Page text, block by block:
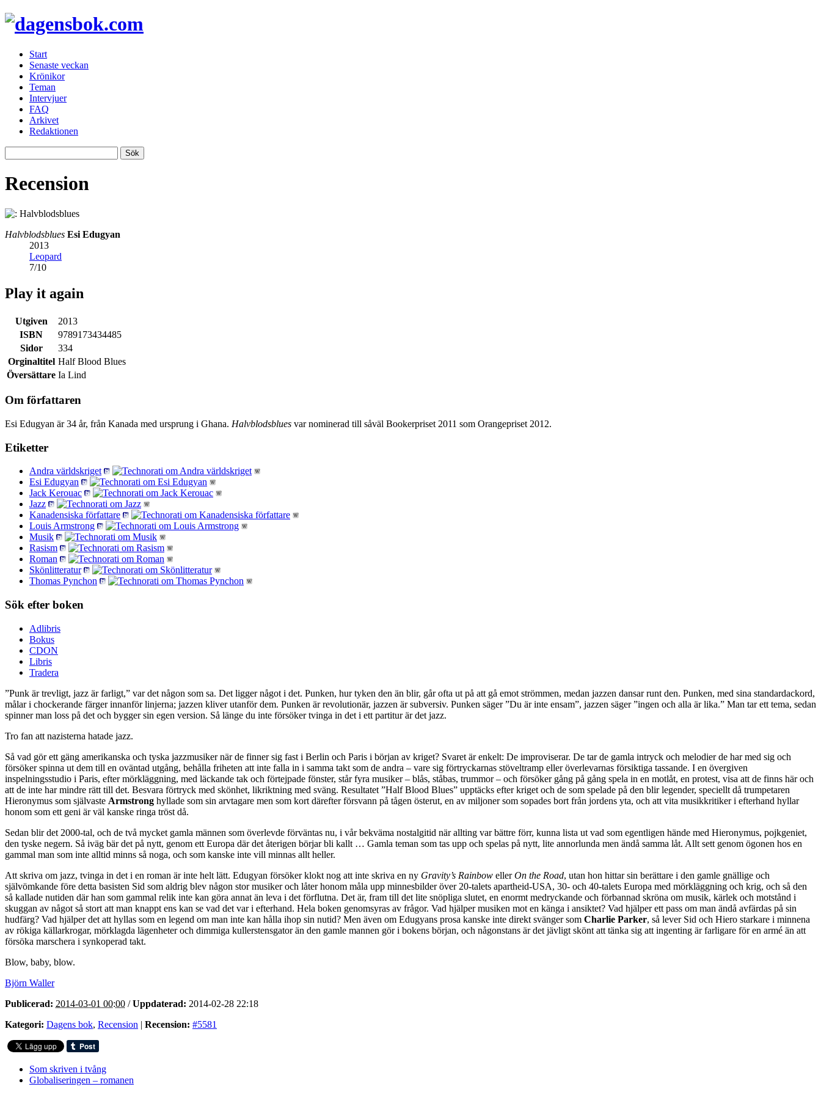
Start
Senaste veckan
Krönikor
Teman
Intervjuer
FAQ
Arkivet
Redaktionen
Recension
Halvblodsblues Esi Edugyan
2013
Leopard
7/10
Play it again
Utgiven
2013
ISBN
9789173434485
Sidor
334
Orginaltitel Half Blood Blues
Översättare Ia Lind
Om författaren
Esi Edugyan är 34 år, från Kanada med ursprung i Ghana. Halvblodsblues var nominerad till såväl Bookerpriset 2011 som Orangepriset 2012.
Etiketter
Andra världskriget
Esi Edugyan
Jack Kerouac
Jazz
Kanadensiska författare
Louis Armstrong
Musik
Rasism
Roman
Skönlitteratur
Thomas Pynchon
Sök efter boken
Adlibris
Bokus
CDON
Libris
Tradera
”Punk är trevligt, jazz är farligt,” var det någon som sa. Det ligger något i det. Punken, hur tyken den än blir, går ofta ut på att gå emot strömmen, medan jazzen dansar runt den. Punken, med sina standardackord,
målar i chockerande färger innanför linjerna; jazzen kliver utanför dem. Punken är revolutionär, jazzen är subversiv. Punken säger ”Du är inte ensam”, jazzen säger ”ingen och alla är lika.” Man tar ett tema, sedan
spinner man loss på det och bygger sin egen version. Så länge du inte försöker tvinga in det i ett partitur är det jazz.
Tro fan att nazisterna hatade jazz.
Så vad gör ett gäng amerikanska och tyska jazzmusiker när de finner sig fast i Berlin och Paris i början av kriget? Svaret är enkelt: De improviserar. De tar de gamla intryck och melodier de har med sig och
försöker spinna ut dem till en oväntad utgång, behålla friheten att inte falla in i samma takt som de andra – vare sig förtryckarnas stöveltramp eller överlevarnas försiktiga tassande. I en övergiven
inspelningsstudio i Paris, efter mörkläggning, med läckande tak och förtejpade fönster, står fyra musiker – blås, ståbas, trummor – och försöker gång på gång spela in en motlåt, en protest, visa att de finns här och
att de inte har mindre rätt till det. Besvara förtryck med skönhet, likriktning med sväng. Resultatet ”Half Blood Blues” upptäcks efter kriget och de som spelade på den blir legender, speciellt då trumpetaren
Hieronymus som självaste Armstrong hyllade som sin arvtagare men som kort därefter försvann på tågen österut, en av miljoner som sopades bort från jordens yta, och att vita musikkritiker i efterhand hyllar
honom som ett geni är väl kanske ringa tröst då.
Sedan blir det 2000-tal, och de två mycket gamla männen som överlevde förväntas nu, i vår bekväma nostalgitid när allting var bättre förr, kunna lista ut vad som egentligen hände med Hieronymus, pojkgeniet,
den tyske negern. Så iväg bär det på nytt, genom ett Europa där det återigen börjar bli kallt … Gamla teman som tas upp och spelas på nytt, lite annorlunda men ändå samma låt. Allt sett genom ögonen hos en
gammal man som inte alltid minns så noga, och som kanske inte vill minnas allt heller.
Att skriva om jazz, tvinga in det i en roman är inte helt lätt. Edugyan försöker klokt nog att inte skriva en ny Gravity’s Rainbow ellerOn the Road, utan hon hittar sin berättare i den gamle gnällige och
självömkande före detta basisten Sid som aldrig blev någon stor musiker och låter honom måla upp minnesbilder över 20-talets apartheid-USA, 30- och 40-talets Europa med mörkläggning och krig, och så den
så kallade nutiden där han som gammal relik inte kan göra annat än leva i det förflutna. Det är, fram till det lite snöpliga slutet, en enormt medryckande och förbannad skröna om musik, kärlek och motstånd i
skuggan av något så stort att man knappt ens kan se vad det var i efterhand. Hela boken genomsyras av frågor. Vad hjälper musiken mot en känga i ansiktet? Vad hjälper ett pass om man ändå avfärdas på sin
hudfärg? Vad hjälper det att hyllas som en legend om man inte kan hålla ihop sin nutid? Men även om Edugyans prosa kanske inte direkt svänger som Charlie Parker, så lever Sid och Hiero starkare i minnena
av rökiga källarkrogar, mörklagda lägenheter och dimmiga kullerstensgator än den gamle mannen gör i bokens början, och någonstans är det jävligt skönt att tänka sig att ingenting är farligare för en armé än att
försöka marschera i synkoperad takt.
Blow, baby, blow.
Björn Waller
Publicerad: 2014-03-01 00:00 /Uppdaterad: 2014-02-28 22:18
Kategori: Dagens bok, Recension | Recension: #5581
Som skriven i tvång
Globaliseringen – romanen